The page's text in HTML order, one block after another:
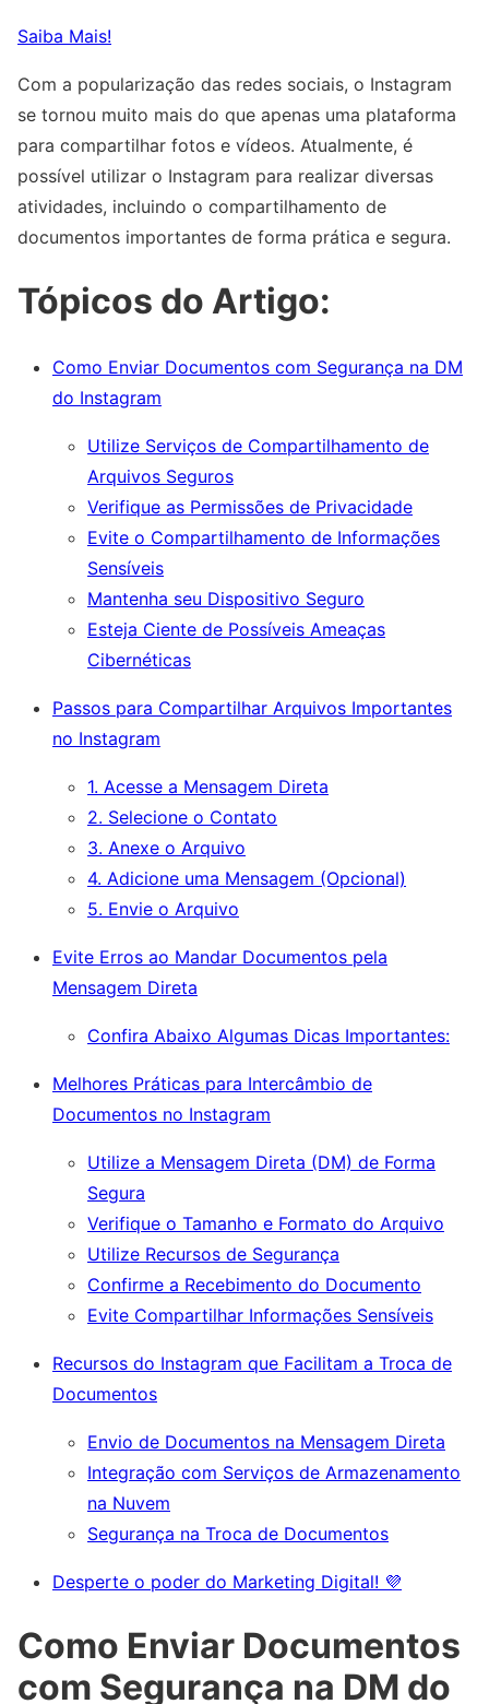
Saiba Mais!
Com a popularização das redes sociais, o Instagram
se tornou muito mais do que apenas uma plataforma
para compartilhar fotos e vídeos. Atualmente, é
possível utilizar o Instagram para realizar diversas
atividades, incluindo o compartilhamento de
documentos importantes de forma prática e segura.
Tópicos do Artigo:
Como Enviar Documentos com Segurança na DM
do Instagram
Utilize Serviços de Compartilhamento de
Arquivos Seguros
Verifique as Permissões de Privacidade
Evite o Compartilhamento de Informações
Sensíveis
Mantenha seu Dispositivo Seguro
Esteja Ciente de Possíveis Ameaças
Cibernéticas
Passos para Compartilhar Arquivos Importantes
no Instagram
1. Acesse a Mensagem Direta
2. Selecione o Contato
3. Anexe o Arquivo
4. Adicione uma Mensagem (Opcional)
5. Envie o Arquivo
Evite Erros ao Mandar Documentos pela
Mensagem Direta
Confira Abaixo Algumas Dicas Importantes:
Melhores Práticas para Intercâmbio de
Documentos no Instagram
Utilize a Mensagem Direta (DM) de Forma
Segura
Verifique o Tamanho e Formato do Arquivo
Utilize Recursos de Segurança
Confirme a Recebimento do Documento
Evite Compartilhar Informações Sensíveis
Recursos do Instagram que Facilitam a Troca de
Documentos
Envio de Documentos na Mensagem Direta
Integração com Serviços de Armazenamento
na Nuvem
Segurança na Troca de Documentos
Desperte o poder do Marketing Digital! 💜
Como Enviar Documentos
com Segurança na DM do